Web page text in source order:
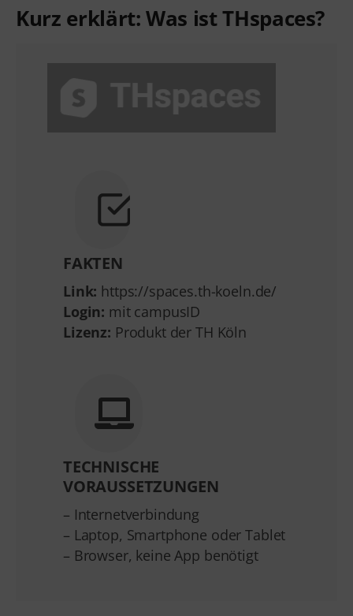
Kurz erklärt: Was ist THspaces?
FAKTEN
Link: https://spaces.th-koeln.de/
Login: mit campusID
Lizenz: Produkt der TH Köln
TECHNISCHE
VORAUSSETZUNGEN
– Internetverbindung
– Laptop, Smartphone oder Tablet
– Browser, keine App benötigt